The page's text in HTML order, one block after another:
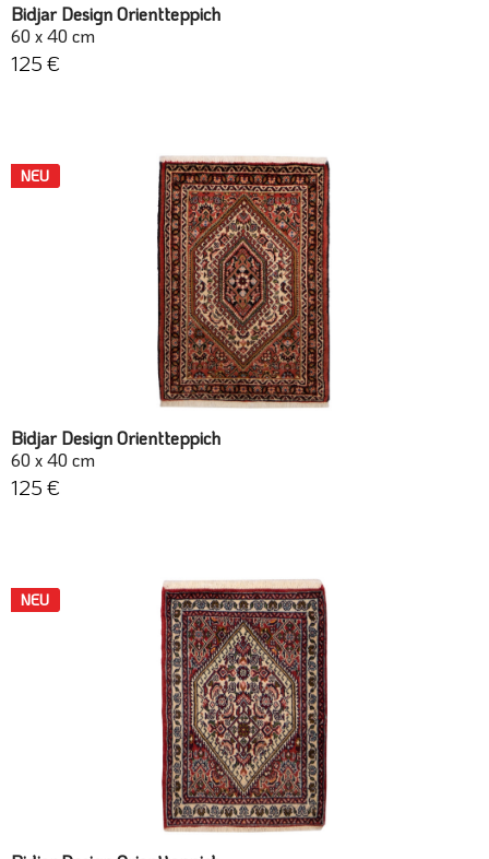
Bidjar Design Orientteppich
60 x 40 cm
125 €
NEU
Bidjar Design Orientteppich
60 x 40 cm
125 €
NEU